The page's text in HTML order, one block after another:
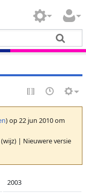
)op 22 jun 2010 om
| Nieuwere versie
2003